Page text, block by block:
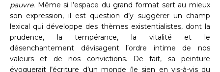
pauvre. Même si l’espace du grand format sert au mieux
son expression, il est question d’y suggérer un champ
lexical qui développe des thèmes existentialistes, dont la
prudence, la tempérance, la vitalité et le
désenchantement dévisagent l’ordre intime de nos
valeurs et de nos convictions. De fait, sa peinture
évoquerait l’écriture d’un monde (le sien en vis-à-vis du